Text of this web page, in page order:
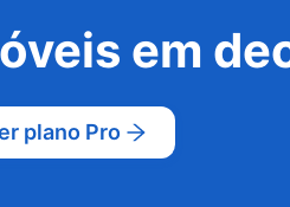
em
plano Pro